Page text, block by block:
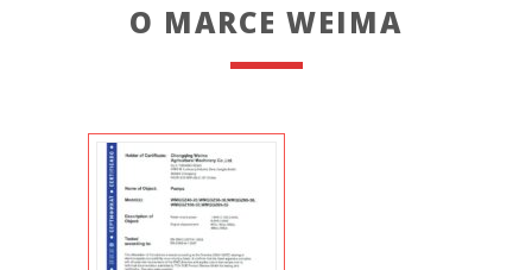
O MARCE WEIMA